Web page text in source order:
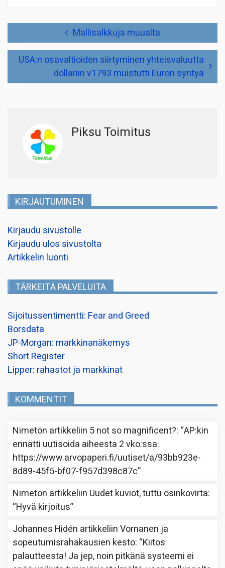
Mallisalkkuja muualta
USA:n osavaltioiden siirtyminen yhteisvaluutta
dollariin v1793 muistutti Euron syntyä
Piksu Toimitus
KIRJAUTUMINEN
Kirjaudu sivustolle
Kirjaudu ulos sivustolta
Artikkelin luonti
TÄRKEITÄ PALVELUITA
Sijoitussentimentti: Fear and Greed
Borsdata
JP-Morgan: markkinanäkemys
Short Register
Lipper: rahastot ja markkinat
KOMMENTIT
Nimetön artikkeliin 5 not so magnificent?: “AP:kin
ennätti uutisoida aiheesta 2 vko:ssa.
https://www.arvopaperi.fi/uutiset/a/93bb923e-
8d89-45f5-bf07-f957d398c87c”
Nimetön artikkeliin Uudet kuviot, tuttu osinkovirta:
“Hyvä kirjoitus”
Johannes Hidén artikkeliinVornanen ja
sopeutumisrahakausien kesto: “Kiitos
palautteesta! Ja jep, noin pitkänä systeemi ei